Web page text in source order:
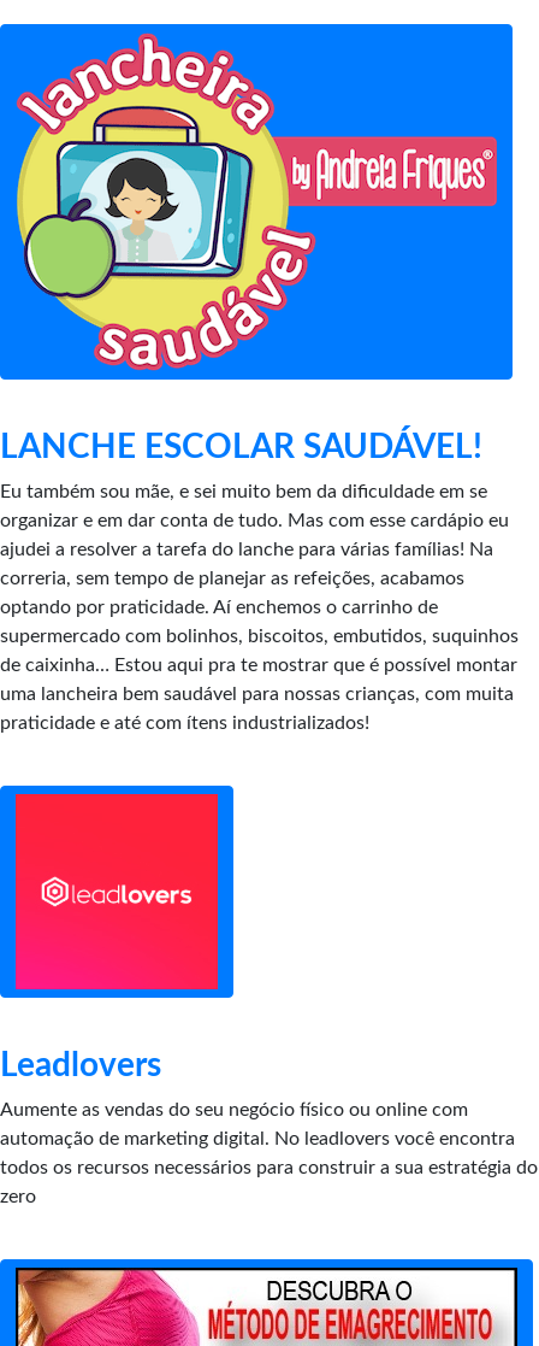
LANCHE ESCOLAR SAUDÁVEL!
Eu também sou mãe, e sei muito bem da dificuldade em se
organizar e em dar conta de tudo. Mas com esse cardápio eu
ajudei a resolver a tarefa do lanche para várias famílias! Na
correria, sem tempo de planejar as refeições, acabamos
optando por praticidade. Aí enchemos o carrinho de
supermercado com bolinhos, biscoitos, embutidos, suquinhos
de caixinha… Estou aqui pra te mostrar que é possível montar
uma lancheira bem saudável para nossas crianças, com muita
praticidade e até com ítens industrializados!
Leadlovers
Aumente as vendas do seu negócio físico ou online com
automação de marketing digital. No leadlovers você encontra
todos os recursos necessários para construir a sua estratégia do
zero